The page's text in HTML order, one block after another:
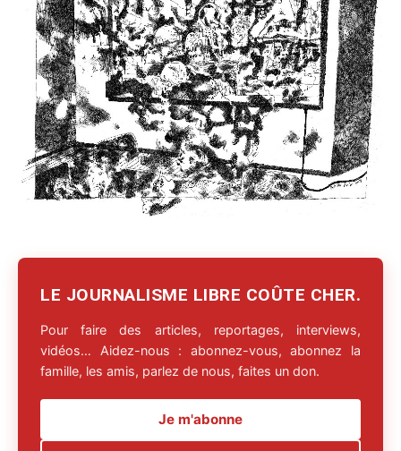
LE JOURNALISME LIBRE COÛTE CHER.
Pour faire des articles, reportages, interviews,
vidéos… Aidez-nous : abonnez-vous, abonnez la
famille, les amis, parlez de nous, faites un don.
Je m'abonne